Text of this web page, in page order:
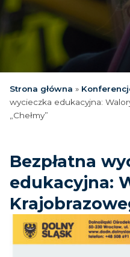
Strona główna »
wycieczka edukacyjna:
„Chełmy”
Bezpłatna
edukacyjna: